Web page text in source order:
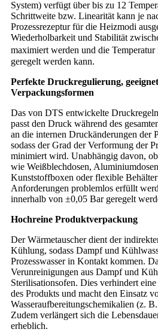
System) verfügt über bis zu 12
Schrittweite bzw. Linearität kann je
Prozessrezeptur für die Heizmodi
Wiederholbarkeit und Stabilität
maximiert werden und die
geregelt werden kann.
Perfekte Druckregulierung,
Verpackungsformen
Das von DTS entwickelte
passt den Druck während des
an die internen Druckänderungen der
sodass der Grad der Verformung der
minimiert wird. Unabhängig davon,
wie Weißblechdosen,
Kunststoffboxen oder flexible
Anforderungen problemlos erfüllt
innerhalb von ±0,05 Bar geregelt
Hochreine Produktverpackung
Der Wärmetauscher dient der
Kühlung, sodass Dampf und
Prozesswasser in Kontakt kommen.
Verunreinigungen aus Dampf und
Sterilisationsofen. Dies verhindert
des Produkts und macht den Einsatz
Wasseraufbereitungschemikalien (z.
Zudem verlängert sich die
erheblich.